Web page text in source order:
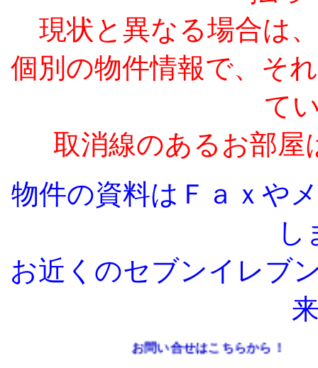
現状と異なる場合は
個別の物件情報で、そ
て
取消線のあるお部屋
物件の資料はＦａｘや
し
お近くのセブンイレブ
お問い合せはこちらから！